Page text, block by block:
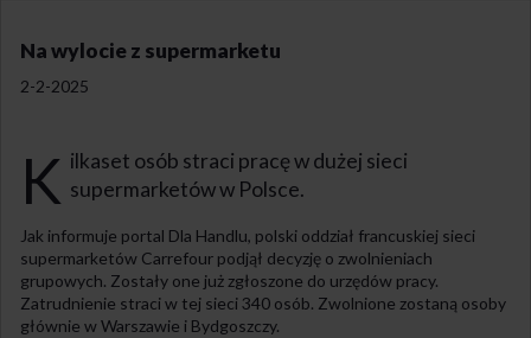
Na wylocie z supermarketu
2-2-2025
K ilkaset osób straci pracę w dużej sieci
supermarketów w Polsce.
Jak informuje portal Dla Handlu, polski oddział francuskiej sieci
supermarketów Carrefour podjął decyzję o zwolnieniach
grupowych. Zostały one już zgłoszone do urzędów pracy.
Zatrudnienie straci w tej sieci 340 osób. Zwolnione zostaną osoby
głównie w Warszawie i Bydgoszczy.